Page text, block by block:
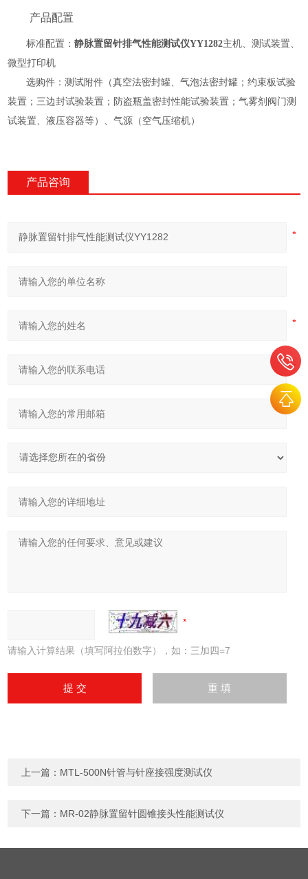
产品配置
标准配置：静脉置留针排气性能测试仪YY1282主机、测试装置、
微型打印机
选购件：测试附件（真空法密封罐、气泡法密封罐；约束板试验
装置；三边封试验装置；防盗瓶盖密封性能试验装置；气雾剂阀门测
试装置、液压容器等）、气源（空气压缩机）
产品咨询
请输入计算结果（填写阿拉伯数字），如：三加四=7
上一篇： MTL-500N针管与针座接强度测试仪
下一篇： MR-02静脉置留针圆锥接头性能测试仪